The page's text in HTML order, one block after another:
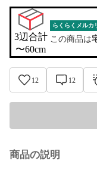
3辺合計
〜60cm
らくらくメルカ
この商品は
12 12
商品の説明